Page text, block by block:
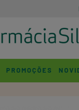
PROMOÇÕES